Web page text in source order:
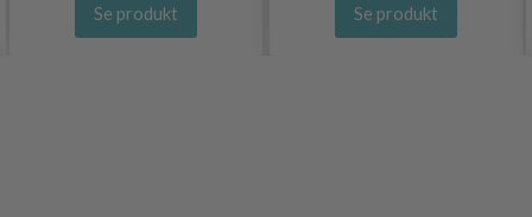
Se produkt Se produkt